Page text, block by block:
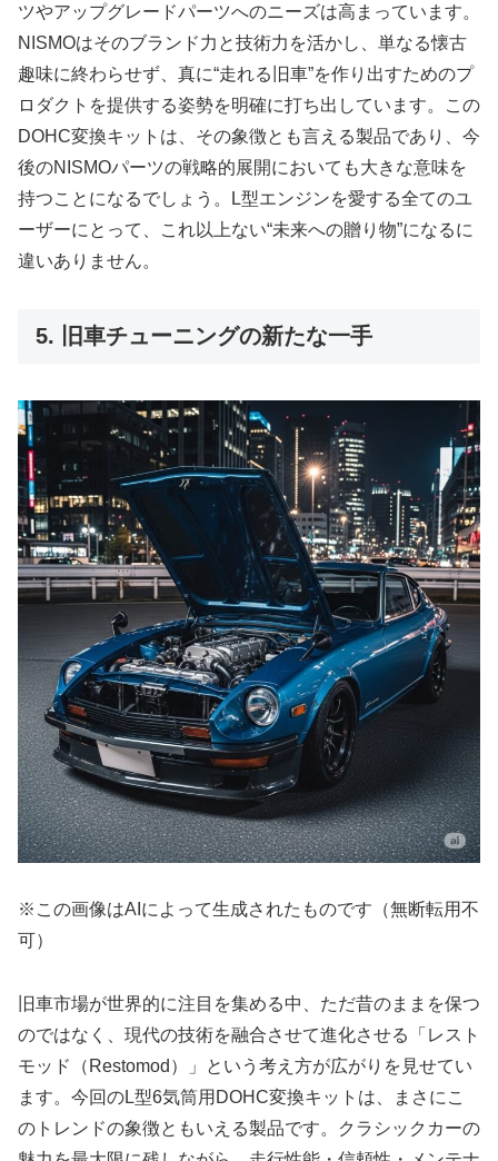
ツやアップグレードパーツへのニーズは高まっています。
NISMOはそのブランド力と技術力を活かし、単なる懐古
趣味に終わらせず、真に“走れる旧車”を作り出すためのプ
ロダクトを提供する姿勢を明確に打ち出しています。この
DOHC変換キットは、その象徴とも言える製品であり、今
後のNISMOパーツの戦略的展開においても大きな意味を
持つことになるでしょう。L型エンジンを愛する全てのユ
ーザーにとって、これ以上ない“未来への贈り物”になるに
違いありません。
5. 旧車チューニングの新たな一手
※この画像はAIによって生成されたものです（無断転用不
可）
旧車市場が世界的に注目を集める中、ただ昔のままを保つ
のではなく、現代の技術を融合させて進化させる「レスト
モッド（Restomod）」という考え方が広がりを見せてい
ます。今回のL型6気筒用DOHC変換キットは、まさにこ
のトレンドの象徴ともいえる製品です。クラシックカーの